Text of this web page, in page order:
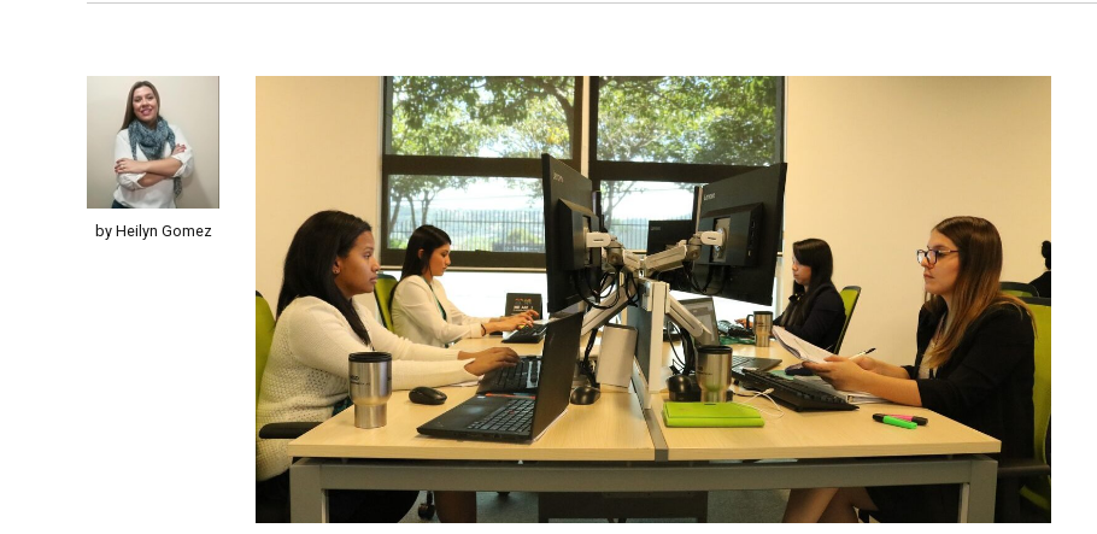
by Heilyn Gomez